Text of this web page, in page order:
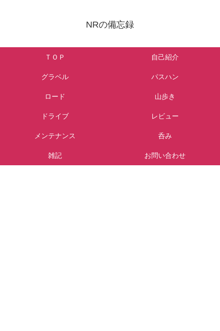
NRの備忘録
ＴＯＰ 自己紹介
グラベル パスハン
ロード 山歩き
ドライブ レビュー
メンテナンス 呑み
雑記 お問い合わせ